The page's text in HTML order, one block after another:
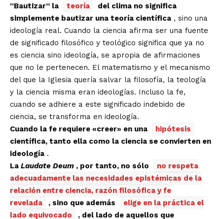
“Bautizar” la
teoría
del clima no significa
simplemente bautizar una teoría científica , sino una
ideología real. Cuando la ciencia afirma ser una fuente
de significado filosófico y teológico significa que ya no
es ciencia sino ideología, se apropia de afirmaciones
que no le pertenecen. El matematismo y el mecanismo
del que la Iglesia quería salvar la filosofía, la teología
y la ciencia misma eran ideologías. Incluso la fe,
cuando se adhiere a este significado indebido de
ciencia, se transforma en ideología.
Cuando la fe requiere «creer» en una
hipótesis
científica, tanto ella como la ciencia se convierten en
ideología .
La Laudate Deum , por tanto, no sólo
no respeta
adecuadamente las necesidades epistémicas de la
relación entre ciencia, razón filosófica y fe
revelada
, sino que además
elige en la práctica el
lado equivocado
, del lado de aquellos que